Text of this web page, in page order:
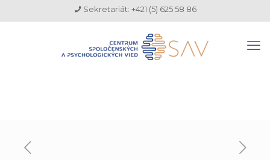
Sekretariát: +421 (5) 625 58 86